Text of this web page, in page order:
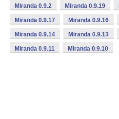
Miranda 0.9.2 Miranda 0.9.19
Miranda 0.9.17 Miranda 0.9.16
Miranda 0.9.14 Miranda 0.9.13
Miranda 0.9.11 Miranda 0.9.10